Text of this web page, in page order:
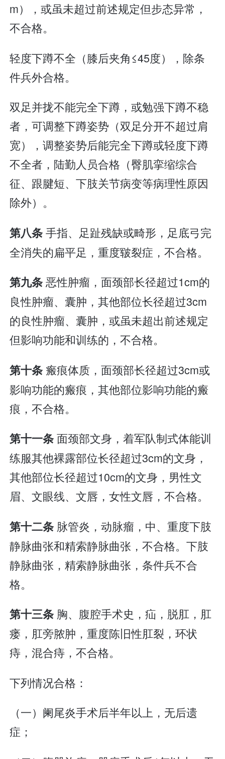
m），或虽未超过前述规定但步态异常，
不合格。
轻度下蹲不全（膝后夹角≤45度），除条
件兵外合格。
双足并拢不能完全下蹲，或勉强下蹲不稳
者，可调整下蹲姿势（双足分开不超过肩
宽），调整姿势后能完全下蹲或轻度下蹲
不全者，陆勤人员合格（臀肌挛缩综合
征、跟腱短、下肢关节病变等病理性原因
除外）。
第八条手指、足趾残缺或畸形，足底弓完
全消失的扁平足，重度皲裂症，不合格。
第九条恶性肿瘤，面颈部长径超过1cm的
良性肿瘤、囊肿，其他部位长径超过3cm
的良性肿瘤、囊肿，或虽未超出前述规定
但影响功能和训练的，不合格。
第十条 瘢痕体质，面颈部长径超过3cm或
影响功能的瘢痕，其他部位影响功能的瘢
痕，不合格。
第十一条面颈部文身，着军队制式体能训
练服其他裸露部位长径超过3cm的文身，
其他部位长径超过10cm的文身，男性文
眉、文眼线、文唇，女性文唇，不合格。
第十二条 脉管炎，动脉瘤，中、重度下肢
静脉曲张和精索静脉曲张，不合格。下肢
静脉曲张，精索静脉曲张，条件兵不合
格。
第十三条 胸、腹腔手术史，疝，脱肛，肛
瘘，肛旁脓肿，重度陈旧性肛裂，环状
痔，混合痔，不合格。
下列情况合格：
（一）阑尾炎手术后半年以上，无后遗
症；